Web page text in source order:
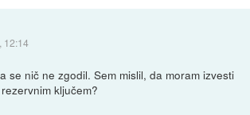
12:14
se nič ne zgodil. Sem mislil, da moram izvesti
ključem?